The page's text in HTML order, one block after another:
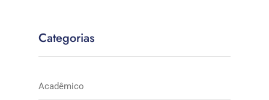
Categorias
Acadêmico